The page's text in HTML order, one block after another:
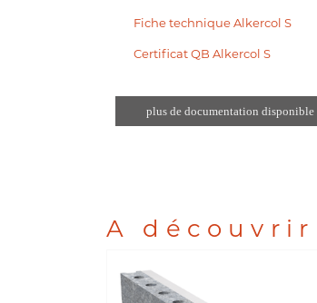
Fiche technique Alkercol S
Certificat QB Alkercol S
plus de documentation disponible
A